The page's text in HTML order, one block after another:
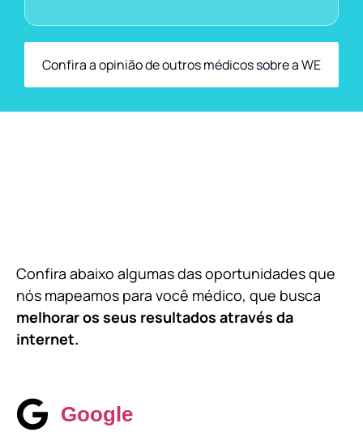
Confira a opinião de outros médicos sobre a WE
Confira abaixo algumas das oportunidades que
nós mapeamos para você médico, que busca
melhorar os seus resultados através da
internet.
Google